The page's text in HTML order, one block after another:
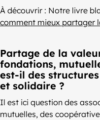
À découvrir : Notre livre
comment mieux partager
Partage de la
fondations,
est-il des
et solidaire ?
Il est ici question des
mutuelles, des